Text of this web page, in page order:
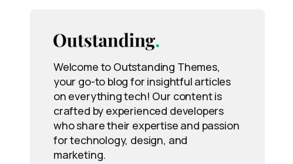
Welcome to Outstanding Themes,
your go-to blog for insightful articles
on everything tech! Our content is
crafted by experienced developers
who share their expertise and passion
for technology, design, and
marketing.